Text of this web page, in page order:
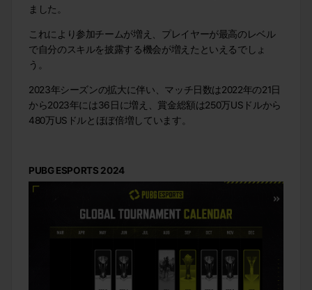
ました。
これにより参加チームが増え、プレイヤーが最高のレベル
で自分のスキルを披露する機会が増えたといえるでしょ
う。
2023年シーズンの拡大に伴い、マッチ日数は2022年の21日
から2023年には36日に増え、賞金総額は250万USドルから
480万USドルとほぼ倍増しています。
PUBG ESPORTS 2024